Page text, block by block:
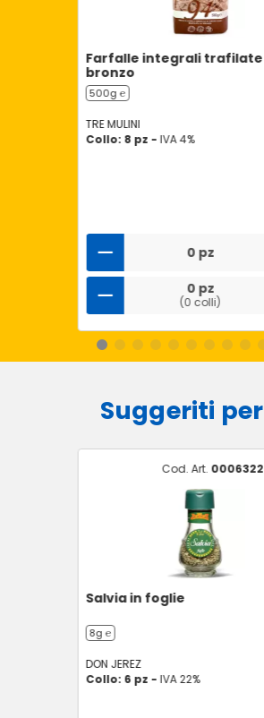
Farfalle integrali trafilate
bronzo
500g ℮
TRE MULINI
Collo: 8 pz - IVA 4%
0 pz
0 pz
(0 colli)
Suggeriti
Cod. Art.
Salvia in foglie
8g ℮
DON JEREZ
Collo: 6 pz - IVA 22%